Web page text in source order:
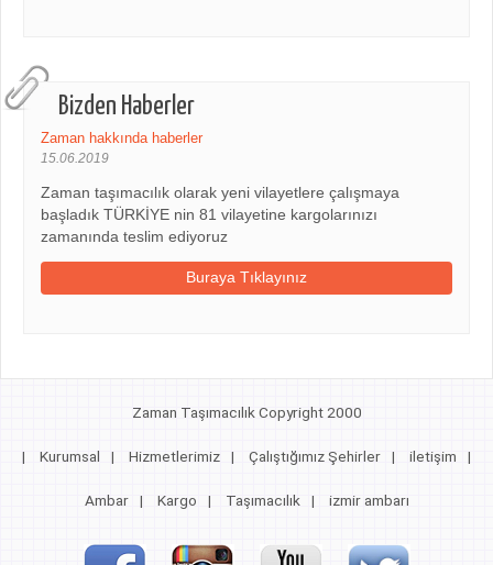
Bizden Haberler
Zaman hakkında haberler
15.06.2019
Zaman taşımacılık olarak yeni vilayetlere çalışmaya
başladık TÜRKİYE nin 81 vilayetine kargolarınızı
zamanında teslim ediyoruz
Buraya Tıklayınız
Zaman Taşımacılık Copyright 2000
| Kurumsal | Hizmetlerimiz | Çalıştığımız Şehirler | iletişim |
Ambar | Kargo | Taşımacılık | izmir ambarı